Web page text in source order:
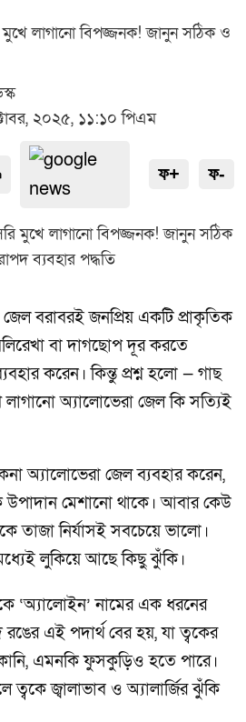
লাগানো বিপজ্জনক! জানুন সঠিক ও
২০২৫, ১১:১০ পিএম
ফ+ ফ-
জেল বরাবরই জনপ্রিয় একটি প্রাকৃতিক
বা দাগছোপ দূর করতে
করেন। কিন্তু প্রশ্ন হলো — গাছ
লাগানো অ্যালোভেরা জেল কি সত্যিই
অ্যালোভেরা জেল ব্যবহার করেন,
উপাদান মেশানো থাকে। আবার কেউ
তাজা নির্যাসই সবচেয়ে ভালো।
লুকিয়ে আছে কিছু ঝুঁকি।
‘অ্যালোইন’ নামের এক ধরনের
এই পদার্থ বের হয়, যা ত্বকের
এমনকি ফুসকুড়িও হতে পারে।
ত্বকে জ্বালাভাব ও অ্যালার্জির ঝুঁকি